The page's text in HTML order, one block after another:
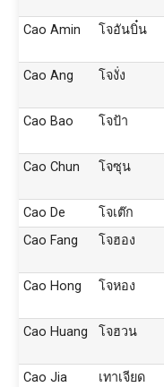
Cao Amin โจอันบิ๋น
Cao Ang โจงั่ง
Cao Bao โจป้า
Cao Chun โจซุน
Cao De โจเต๊ก
Cao Fang
โจฮอง
Cao Hong โจหอง
Cao Huang โจฮวน
Cao Jia เทาเจียด